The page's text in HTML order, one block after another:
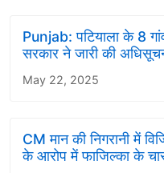
Punjab: पटियाला के 8
सरकार ने जारी की
May 22, 2025
CM मान की निगरानी में
के आरोप में फाजिल्का के चार